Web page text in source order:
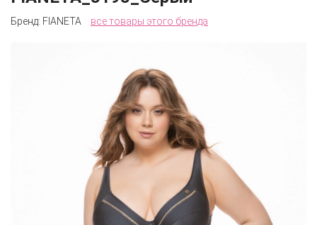
Бренд: FIANETA все товары этого бренда